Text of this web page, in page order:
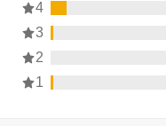
4
3
2
1